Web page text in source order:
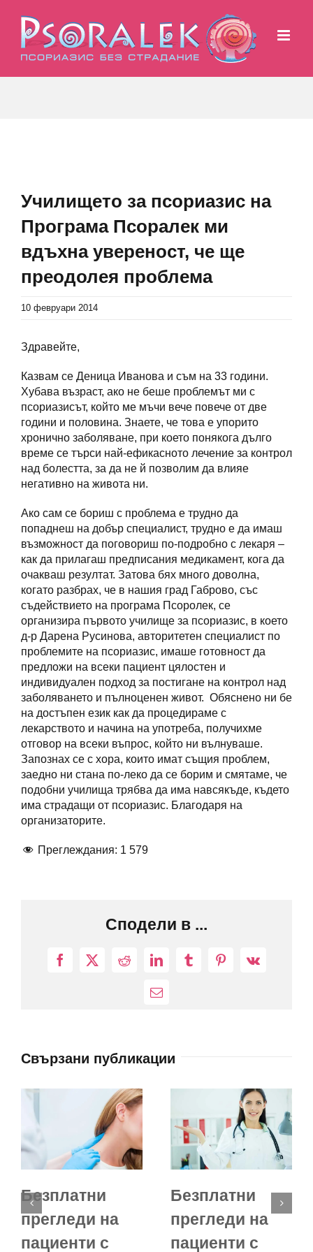
content
Image
Училището за псориазис на
Програма Псоралек ми
вдъхна увереност, че ще
преодолея проблема
10 февруари 2014
Здравейте,
Казвам се Деница Иванова и съм на 33 години.
Хубава възраст, ако не беше проблемът ми с
псориазисът, който ме мъчи вече повече от две
години и половина. Знаете, че това е упорито
хронично заболяване, при което понякога дълго
време се търси най-ефикасното лечение за контрол
над болестта, за да не й позволим да влияе
негативно на живота ни.
Ако сам се бориш с проблема е трудно да
попаднеш на добър специалист, трудно е да имаш
възможност да поговориш по-подробно с лекаря –
как да прилагаш предписания медикамент, кога да
очакваш резултат. Затова бях много доволна,
когато разбрах, че в нашия град Габрово, със
съдействието на програма Псоролек, се
организира първото училище за псориазис, в което
д-р Дарена Русинова, авторитетен специалист по
проблемите на псориазис, имаше готовност да
предложи на всеки пациент цялостен и
индивидуален подход за постигане на контрол над
заболяването и пълноценен живот. Обяснено ни бе
на достъпен език как да процедираме с
лекарството и начина на употреба, получихме
отговор на всеки въпрос, който ни вълнуваше.
Запознах се с хора, които имат същия проблем,
заедно ни стана по-леко да се борим и смятаме, че
подобни училища трябва да има навсякъде, където
има страдащи от псориазис. Благодаря на
организаторите.
Преглеждания: 1 579
Сподели в ...
Facebook
X RedditLinkedInTumblrPinterest
Vk
Електронна
Свързани публикации
Безплатни
прегледи на
пациенти с
Безплатни
прегледи на
пациенти с